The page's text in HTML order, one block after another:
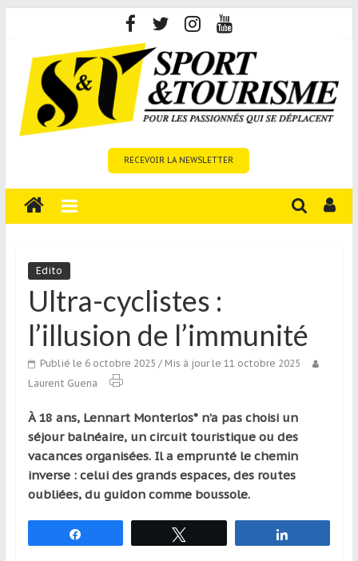
content
Tourisme
est
média
sur
tourisme
sportif
qui
s’adresse
voyageurs
ponctuels
ou
réguliers,
pratiquants,
passionnés
RECEVOIR LA NEWSLETTER
Edito
Ultra-cyclistes :
l’illusion de l’immunité
Publié le 6 octobre 2025 / Mis à jour le 11 octobre 2025
Laurent Guena
À 18 ans, Lennart Monterlos* n’a pas choisi un
séjour balnéaire, un circuit touristique ou des
vacances organisées. Il a emprunté le chemin
inverse : celui des grands espaces, des routes
oubliées, du guidon comme boussole.